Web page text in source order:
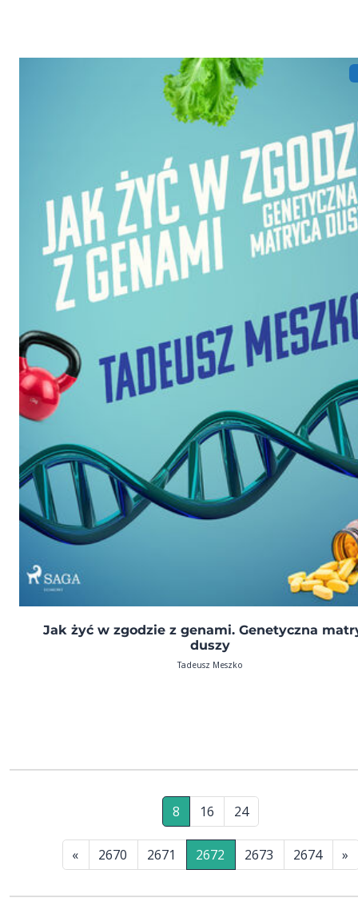
Jak żyć w zgodzie z genami. Genetyczna
duszy
Tadeusz Meszko
8 16 24
« 2670 2671 2672 2673 2674 »